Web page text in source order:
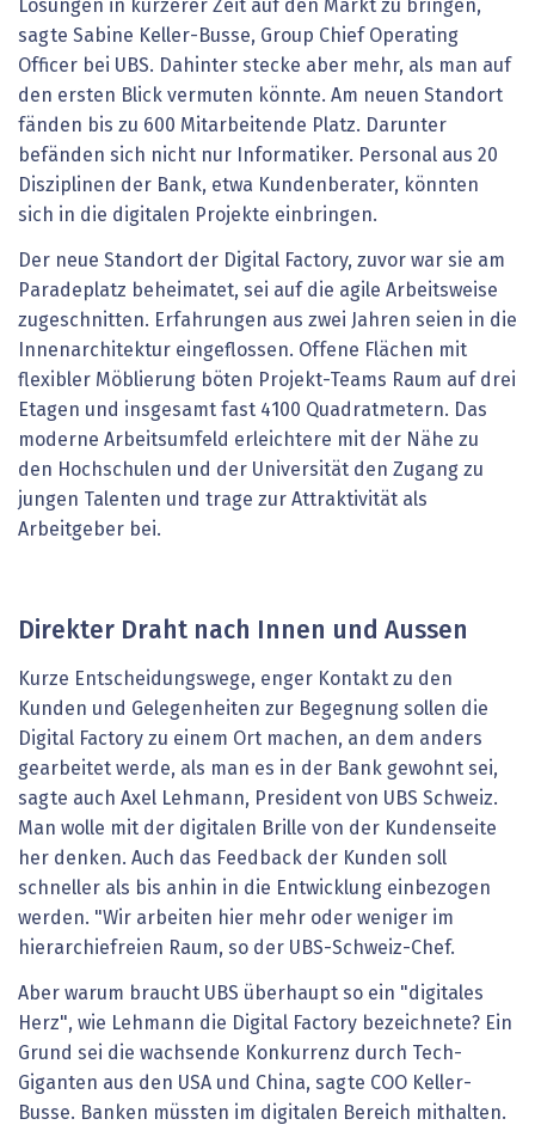
Lösungen in kürzerer Zeit auf den Markt zu bringen,
sagte Sabine Keller-Busse, Group Chief Operating
Officer bei UBS. Dahinter stecke aber mehr, als man auf
den ersten Blick vermuten könnte. Am neuen Standort
fänden bis zu 600 Mitarbeitende Platz. Darunter
befänden sich nicht nur Informatiker. Personal aus 20
Disziplinen der Bank, etwa Kundenberater, könnten
sich in die digitalen Projekte einbringen.
Der neue Standort der Digital Factory, zuvor war sie am
Paradeplatz beheimatet, sei auf die agile Arbeitsweise
zugeschnitten. Erfahrungen aus zwei Jahren seien in die
Innenarchitektur eingeflossen. Offene Flächen mit
flexibler Möblierung böten Projekt-Teams Raum auf drei
Etagen und insgesamt fast 4100 Quadratmetern. Das
moderne Arbeitsumfeld erleichtere mit der Nähe zu
den Hochschulen und der Universität den Zugang zu
jungen Talenten und trage zur Attraktivität als
Arbeitgeber bei.
Direkter Draht nach Innen und Aussen
Kurze Entscheidungswege, enger Kontakt zu den
Kunden und Gelegenheiten zur Begegnung sollen die
Digital Factory zu einem Ort machen, an dem anders
gearbeitet werde, als man es in der Bank gewohnt sei,
sagte auch Axel Lehmann, President von UBS Schweiz.
Man wolle mit der digitalen Brille von der Kundenseite
her denken. Auch das Feedback der Kunden soll
schneller als bis anhin in die Entwicklung einbezogen
werden. "Wir arbeiten hier mehr oder weniger im
hierarchiefreien Raum, so der UBS-Schweiz-Chef.
Aber warum braucht UBS überhaupt so ein "digitales
Herz", wie Lehmann die Digital Factory bezeichnete? Ein
Grund sei die wachsende Konkurrenz durch Tech-
Giganten aus den USA und China, sagte COO Keller-
Busse. Banken müssten im digitalen Bereich mithalten.